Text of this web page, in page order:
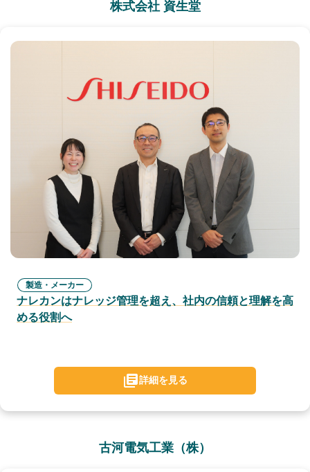
株式会社 資生堂
製造・メーカー
ナレカンはナレッジ管理を超え、社内の信頼と理解を高
める役割へ
詳細を見る
古河電気工業（株）